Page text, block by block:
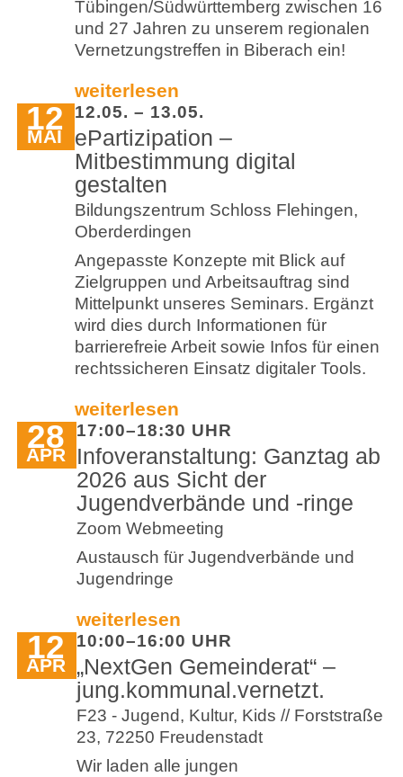
Tübingen/Südwürttemberg zwischen 16
und 27 Jahren zu unserem regionalen
Vernetzungstreffen in Biberach ein!
weiterlesen
12
MAI
12.05. – 13.05.
ePartizipation –
Mitbestimmung digital
gestalten
Bildungszentrum Schloss Flehingen,
Oberderdingen
Angepasste Konzepte mit Blick auf
Zielgruppen und Arbeitsauftrag sind
Mittelpunkt unseres Seminars. Ergänzt
wird dies durch Informationen für
barrierefreie Arbeit sowie Infos für einen
rechtssicheren Einsatz digitaler Tools.
weiterlesen
28
APR
17:00–18:30 UHR
Infoveranstaltung: Ganztag ab
2026 aus Sicht der
Jugendverbände und -ringe
Zoom Webmeeting
Austausch für Jugendverbände und
Jugendringe
weiterlesen
12
APR
10:00–16:00 UHR
„NextGen Gemeinderat“ –
jung.kommunal.vernetzt.
F23 - Jugend, Kultur, Kids // Forststraße
23, 72250 Freudenstadt
Wir laden alle jungen